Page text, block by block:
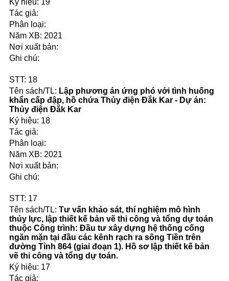
19
2021
18
Lập phương án ứng phó với tình huống
khẩn cấp đập, hồ chứa Thủy điện Đắk Kar - Dự án:
Thủy điện Đắk Kar
18
2021
17
Tư vấn khảo sát, thí nghiệm mô hình
thủy lực, lập thiết kế bản vẽ thi công và tổng dự toán
thuộc Công trình: Đầu tư xây dựng hệ thống cống
ngăn mặn tại đầu các kênh rạch ra sông Tiền trên
đường Tỉnh 864 (giai đoạn 1). Hồ sơ lập thiết kế bản
vẽ thi công và tổng dự toán.
17